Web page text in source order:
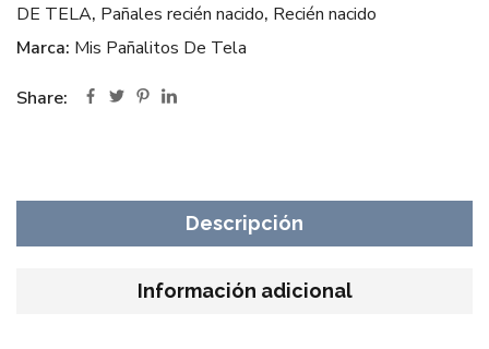
DE TELA, Pañales recién nacido, Recién nacido
Marca: Mis Pañalitos De Tela
Share:
Descripción
Información adicional